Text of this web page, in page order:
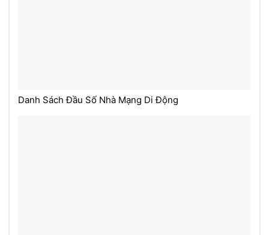
Danh Sách Đầu Số Nhà Mạng Di Động